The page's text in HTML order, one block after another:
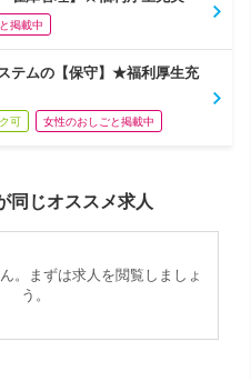
掲載中
テムの【保守】★福利厚生充
可 女性のおしごと掲載中
同じオススメ求人
。まずは求人を閲覧しましょ
う。